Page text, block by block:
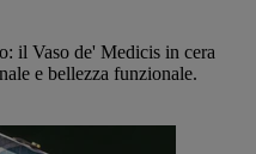
il Vaso de' Medicis in cera
e bellezza funzionale.